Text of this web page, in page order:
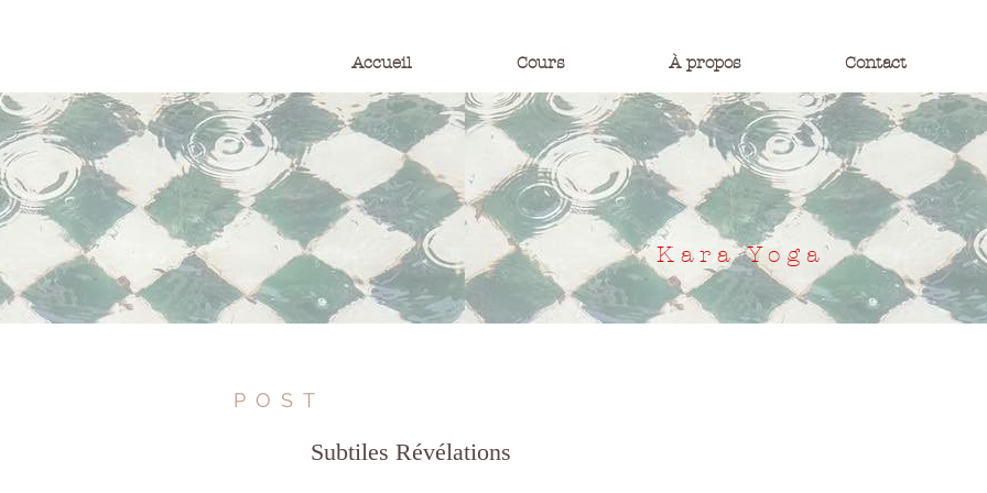
Accueil Cours À propos Contact
Kara Yoga
POST
Subtiles Révélations